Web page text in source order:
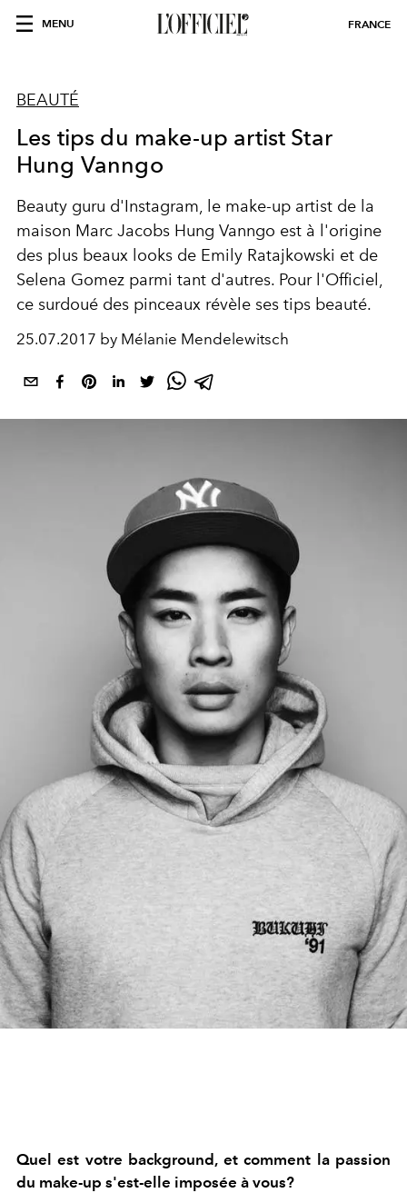
MENU FRANCE
BEAUTÉ
Les tips du make-up artist Star
Hung Vanngo
Beauty guru d'Instagram, le make-up artist de la
maison Marc Jacobs Hung Vanngo est à l'origine
des plus beaux looks de Emily Ratajkowski et de
Selena Gomez parmi tant d'autres. Pour l'Officiel,
ce surdoué des pinceaux révèle ses tips beauté.
25.07.2017 by Mélanie Mendelewitsch
Quel est votre background, et comment la passion
du make-up s'est-elle imposée à vous?